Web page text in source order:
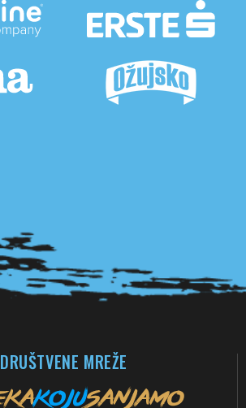
DRUŠTVENE MREŽE